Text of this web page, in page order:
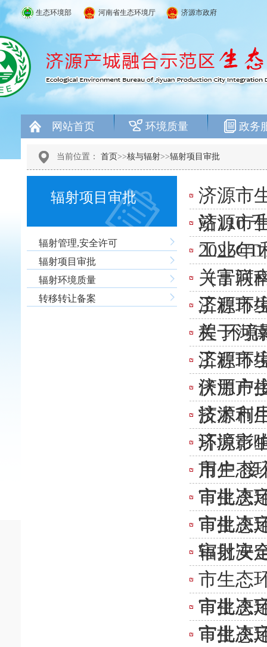
生态环境部 河南省生态环境厅 济源市政府
网站首页 环境质量 政务
当前位置： 首页>>核与辐射>>辐射项目审批
辐射项目审批
辐射管理,安全许可
辐射项目审批
辐射环境质量
转移转让备案
济源市
站110
济源市
工业CT
2025年
（富联
关于河
工程环
济源市
程 环境
关于河
工程环
济源市
伏用户
济源市
技术利
济源市
环境影
济源市
用户 接
市生态
审批决
市生态
审批决
市生态
审批决
辐射安
市生态
审批决
市生态
审批决
市生态